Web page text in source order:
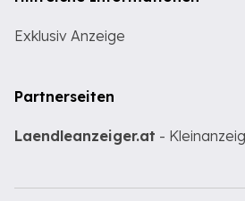
Exklusiv Anzeige
Partnerseiten
Laendleanzeiger.at -